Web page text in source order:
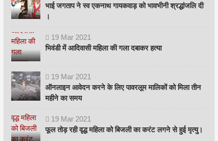
भाई जगताप ने स्व एकनाथ गायकवाड़ को भावभीनी श्रद्धांजलि दी
।
19 Mar 2021
भिवंडी में आदिवासी महिला की गला दबाकर हत्या
19 Mar 2021
ऑनलाइन आवेदन करने के लिए पावरलूम मालिकों को मिला तीन
महीने का समय
19 Mar 2021
फूल तोड़ रही वृद्ध महिला को बिजली का करंट लगने से हुई मृत्यु।